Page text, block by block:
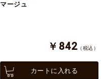
マージュ
￥842 （税込）
カートに入れる